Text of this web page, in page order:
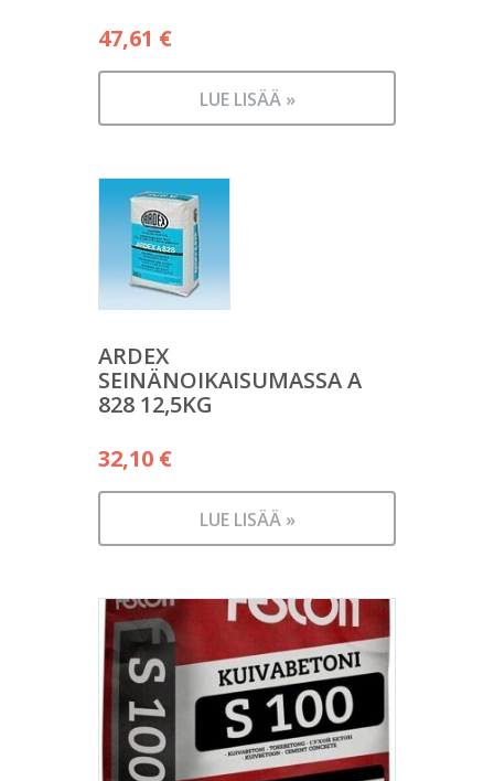
47,61 €
LUE LISÄÄ »
ARDEX
SEINÄNOIKAISUMASSA A
828 12,5KG
32,10 €
LUE LISÄÄ »